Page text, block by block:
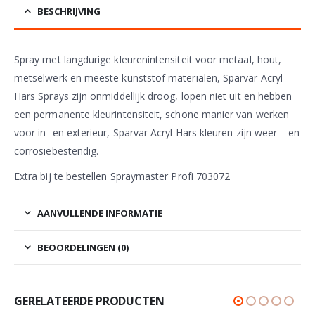
BESCHRIJVING
Spray met langdurige kleurenintensiteit voor metaal, hout,
metselwerk en meeste kunststof materialen, Sparvar Acryl
Hars Sprays zijn onmiddellijk droog, lopen niet uit en hebben
een permanente kleurintensiteit, schone manier van werken
voor in -en exterieur, Sparvar Acryl Hars kleuren zijn weer – en
corrosiebestendig.
Extra bij te bestellen Spraymaster Profi 703072
AANVULLENDE INFORMATIE
BEOORDELINGEN (0)
GERELATEERDE PRODUCTEN